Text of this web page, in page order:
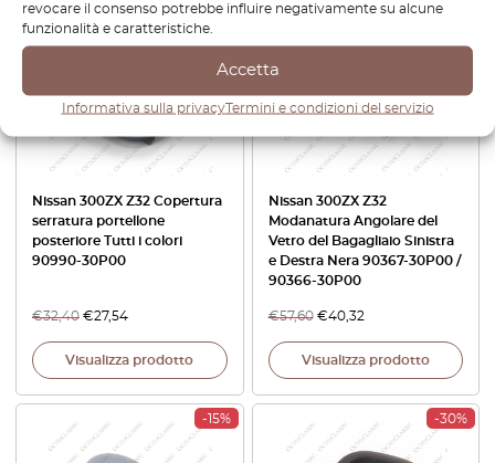
revocare il consenso potrebbe influire negativamente su alcune
funzionalità e caratteristiche.
Accetta
Informativa sulla privacyTermini e condizioni del servizio
-15%
Nissan 300ZX Z32 Copertura
serratura portellone
posteriore Tutti i colori
90990-30P00
€32,40 €27,54
Visualizza prodotto
-30%
Nissan 300ZX Z32
Modanatura Angolare del
Vetro del Bagagliaio Sinistra
e Destra Nera 90367-30P00 /
90366-30P00
€57,60 €40,32
Visualizza prodotto
-15% -30%